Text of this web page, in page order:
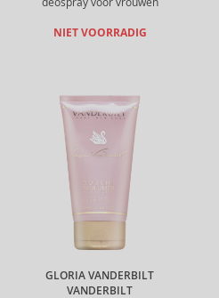
NIET VOORRADIG
GLORIA VANDERBILT
VANDERBILT